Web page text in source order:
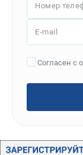
Стружкоотсосы
Фуговальные
Шлифовальные
Номер
E-mail
Согласен с